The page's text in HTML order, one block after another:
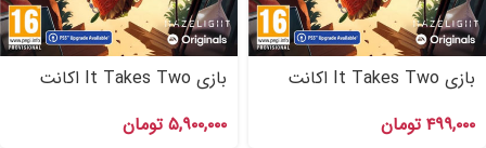
بازی It Takes Two اکانت
۴۹۹,۰۰۰ تومان
بازی It Takes Two اکانت
۵,۹۰۰,۰۰۰ تومان